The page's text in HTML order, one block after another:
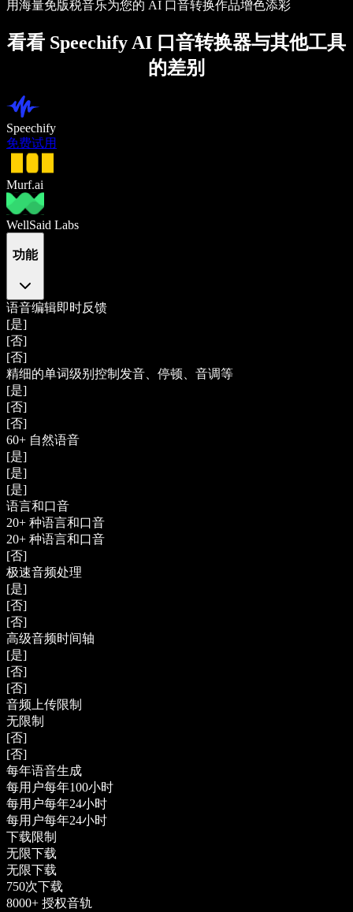
用海量免版税音乐为您的 AI 口音转换作品增色添彩
看看 Speechify AI 口音转换器与其他工具
的差别
Speechify
免费试用
Murf.ai
WellSaid Labs
功能
语音编辑即时反馈
[是]
[否]
[否]
精细的单词级别控制发音、停顿、音调等
[是]
[否]
[否]
60+ 自然语音
[是]
[是]
[是]
语言和口音
20+ 种语言和口音
20+ 种语言和口音
[否]
极速音频处理
[是]
[否]
[否]
高级音频时间轴
[是]
[否]
[否]
音频上传限制
无限制
[否]
[否]
每年语音生成
每用户每年100小时
每用户每年24小时
每用户每年24小时
下载限制
无限下载
无限下载
750次下载
8000+ 授权音轨